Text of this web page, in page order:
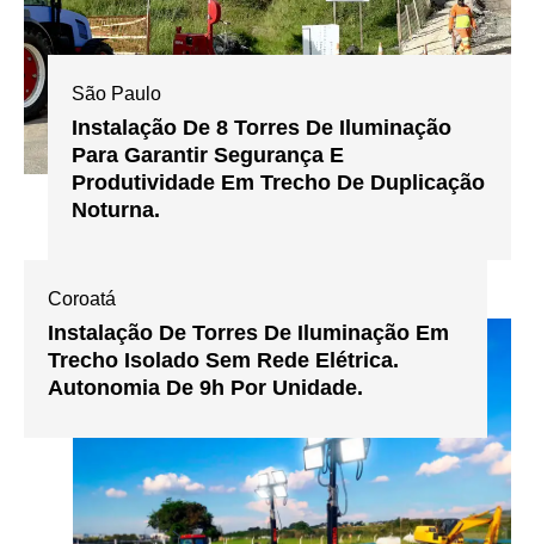
São Paulo
Instalação De 8 Torres De Iluminação
Para Garantir Segurança E
Produtividade Em Trecho De Duplicação
Noturna.
Coroatá
Instalação De Torres De Iluminação Em
Trecho Isolado Sem Rede Elétrica.
Autonomia De 9h Por Unidade.